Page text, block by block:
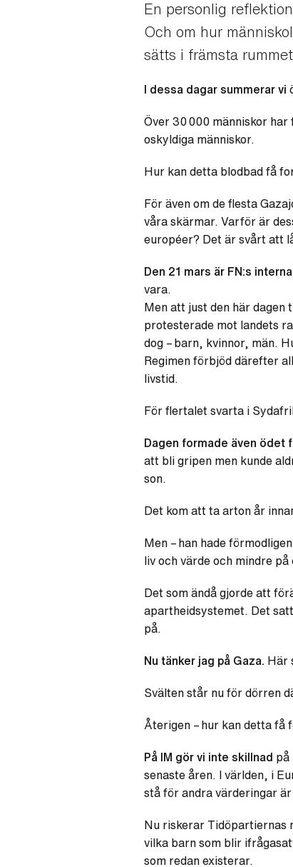
En personlig
Och om hur
sätts i främsta rummet.
I dessa dagar summerar vi
Över 30 000 människor har
oskyldiga människor.
Hur kan detta blodbad få
För även om de flesta
våra skärmar. Varför är
européer? Det är svårt att
Den 21 mars är FN:s
vara.
Men att just den här
protesterade mot landets
dog – barn, kvinnor, män.
Regimen förbjöd därefter
livstid.
För flertalet svarta i
Dagen formade även ödet
att bli gripen men kunde
son.
Det kom att ta arton år
Men – han hade
liv och värde och mindre
Det som ändå gjorde att
apartheidsystemet. Det
på.
Nu tänker jag på Gaza. Här
Svälten står nu för dörren
Återigen – hur kan detta få
På IM gör vi inte skillnad på
senaste åren. I världen, i
stå för andra värderingar är
Nu riskerar Tidöpartiernas
vilka barn som blir
som redan existerar.